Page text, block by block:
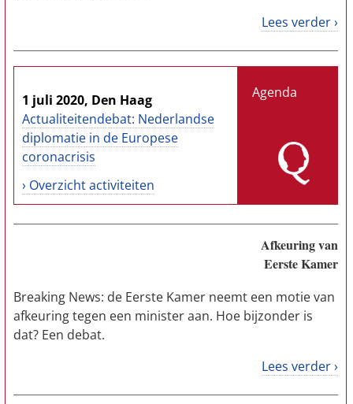
Lees verder ›
1 juli 2020, Den Haag
Actualiteitendebat: Nederlandse
diplomatie in de Europese
coronacrisis
› Overzicht activiteiten
Agenda
Afkeuring van
Eerste Kamer
Breaking News: de Eerste Kamer neemt een motie van
afkeuring tegen een minister aan. Hoe bijzonder is
dat? Een debat.
Lees verder ›